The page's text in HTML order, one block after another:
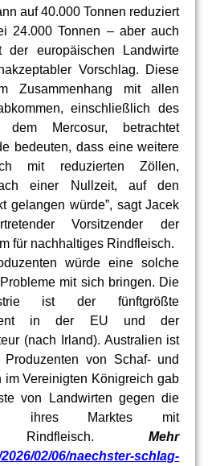
auf 40.000 Tonnen reduziert
24.000 Tonnen – aber auch
europäischen Landwirte
Vorschlag. Diese
Zusammenhang mit allen
einschließlich des
dem Mercosur, betrachtet
bedeuten, dass eine weitere
mit reduzierten Zöllen,
einer Nullzeit, auf den
gelangen würde”, sagt Jacek
Vorsitzender der
für nachhaltiges Rindfleisch.
würde eine solche
mit sich bringen. Die
ist der fünftgrößte
in der EU und der
(nach Irland). Australien ist
von Schaf- und
im Vereinigten Königreich gab
von Landwirten gegen die
ihres Marktes mit
Rindfleisch.Mehr
02/06/naechster-schlag-